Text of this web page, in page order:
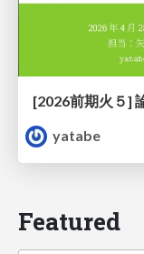
yatabe
Featured